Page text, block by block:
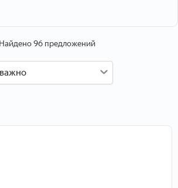
Данные об объекте
Найдено 96 предложений